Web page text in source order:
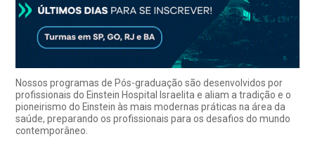
Nossos programas de Pós-graduação são desenvolvidos por
profissionais do Einstein Hospital Israelita e aliam a tradição e o
pioneirismo do Einstein às mais modernas práticas na área da
saúde, preparando os profissionais para os desafios do mundo
contemporâneo.